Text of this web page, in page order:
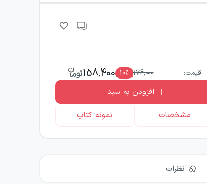
قیمت: 176,000
10٪ 158,400
افزودن به سبد
مشخصات
نمونه کتاب
نظرات